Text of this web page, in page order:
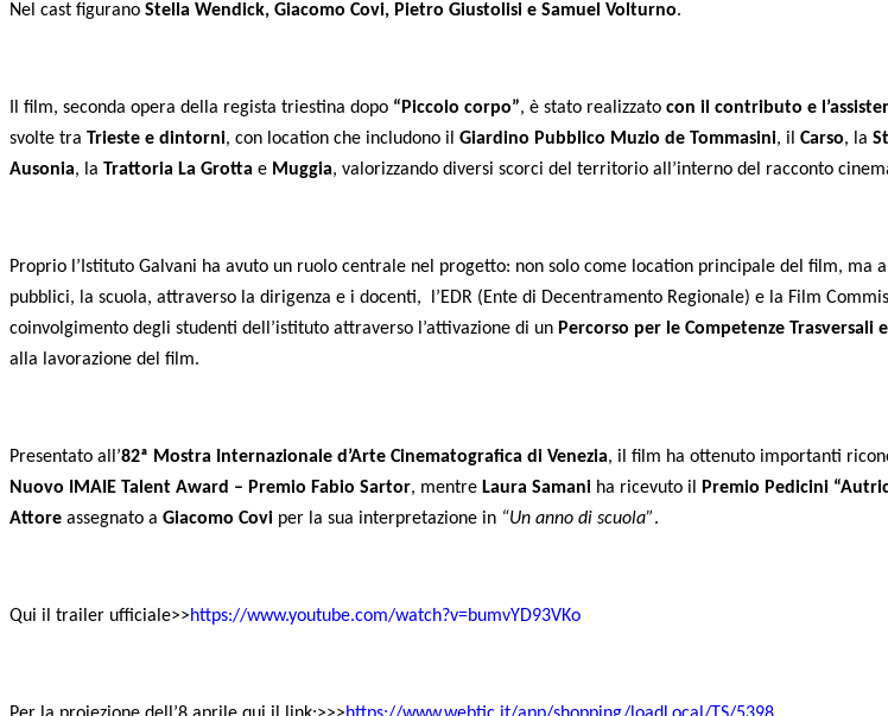
Nel cast figurano Stella Wendick, Giacomo Covi, Pietro Giustolisi e Samuel Volturno.
Il film, seconda opera della regista triestina dopo “Piccolo corpo”, è stato realizzato con il contributo e
svolte tra Trieste e dintorni, con location che includono il Giardino Pubblico Muzio de Tommasini, il Carso, la
Ausonia, la Trattoria La Grotta e Muggia, valorizzando diversi scorci del territorio all’interno del racconto
Proprio l’Istituto Galvani ha avuto un ruolo centrale nel progetto: non solo come location principale del film,
pubblici, la scuola, attraverso la dirigenza e i docenti, l’EDR (Ente di Decentramento Regionale) e la Film
coinvolgimento degli studenti dell’istituto attraverso l’attivazione di un Percorso per le Competenze Trasversali
alla lavorazione del film.
Presentato all’82ª Mostra Internazionale d’Arte Cinematografica di Venezia, il film ha ottenuto importanti
Nuovo IMAIE Talent Award – Premio Fabio Sartor, mentre Laura Samani ha ricevuto il Premio Pedicini
Attore assegnato a Giacomo Covi per la sua interpretazione in “Un anno di scuola”.
Qui il trailer ufficiale>>https://www.youtube.com/watch?v=bumvYD93VKo